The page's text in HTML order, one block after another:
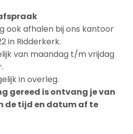
ook afhalen bij ons kantoor
in Ridderkerk.
van maandag t/m vrijdag
in overleg.
gereed is ontvang je van
de tijd en datum af te